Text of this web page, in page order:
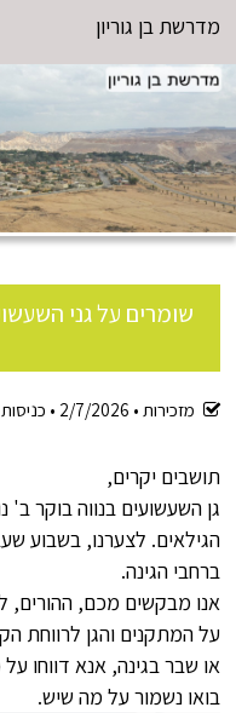
מדרשת בן גוריון
שומרים על גני
מזכירות • 2/7/2026
• כניסות
תושבים יקרים,
גן השעשועים בנווה בוקר
הגילאים. לצערנו, בשבוע
ברחבי הגינה.
אנו מבקשים מכם, ההורים,
על המתקנים והגן לרווחת
או שבר בגינה, אנא דווחו
בואו נשמור על מה שיש.